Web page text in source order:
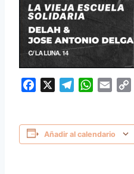
Facebook TelegramWhatsApp
Email
Añadir al calendario